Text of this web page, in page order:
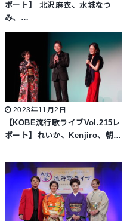
ポート】 北沢麻衣、水城なつ
み、…
2023年11月2日
【KOBE流行歌ライブVol.215レ
ポート】れいか、Kenjiro、朝…